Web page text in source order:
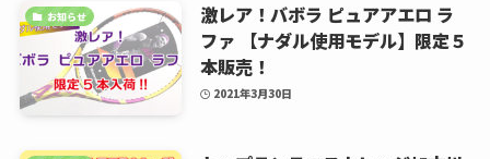
お知らせ
激レア！バボラ ピュアアエロ ラ
ファ 【ナダル使用モデル】限定５
本販売！
2021年3月30日